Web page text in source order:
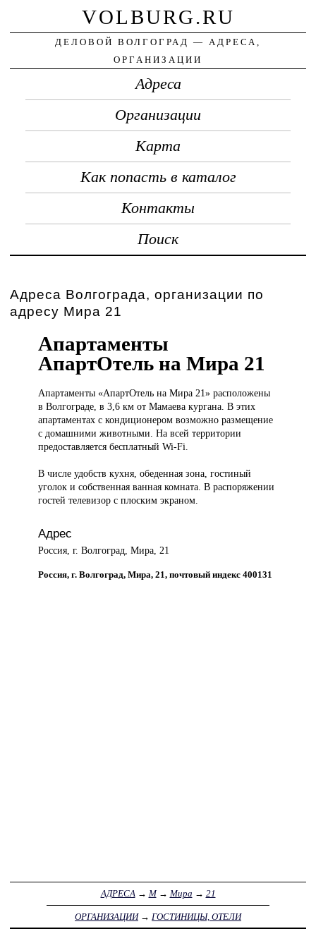
VOLBURG.RU
ДЕЛОВОЙ ВОЛГОГРАД — АДРЕСА,
ОРГАНИЗАЦИИ
Адреса
Организации
Карта
Как попасть в каталог
Контакты
Поиск
Адреса Волгограда, организации по
адресу Мира 21
Апартаменты
АпартОтель на Мира 21
Апартаменты «АпартОтельна Мира 21» расположены
в Волгограде, в 3,6 км от Мамаева кургана. В этих
апартаментах с кондиционером возможно размещение
с домашними животными. На всей территории
предоставляется бесплатный Wi-Fi.
В числе удобств кухня, обеденная зона, гостиный
уголок и собственная ванная комната. В распоряжении
гостей телевизор с плоским экраном.
Адрес
Россия, г. Волгоград, Мира, 21
Россия, г. Волгоград, Мира, 21, почтовый индекс 400131
АДРЕСА→ М→ Мира → 21
ОРГАНИЗАЦИИ→ ГОСТИНИЦЫ, ОТЕЛИ